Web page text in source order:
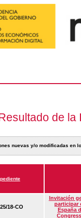
de la
nuevas y/o modificadas en
18-CO
Invitación
participar
España